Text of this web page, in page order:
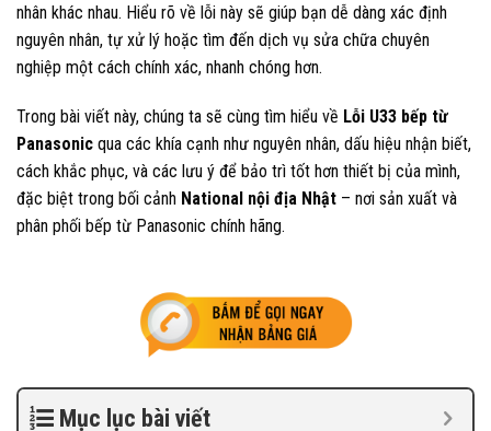
nhân khác nhau. Hiểu rõ về lỗi này sẽ giúp bạn dễ dàng xác định
nguyên nhân, tự xử lý hoặc tìm đến dịch vụ sửa chữa chuyên
nghiệp một cách chính xác, nhanh chóng hơn.
Trong bài viết này, chúng ta sẽ cùng tìm hiểu về Lỗi U33 bếp từ
Panasonic qua các khía cạnh như nguyên nhân, dấu hiệu nhận biết,
cách khắc phục, và các lưu ý để bảo trì tốt hơn thiết bị của mình,
đặc biệt trong bối cảnh National nội địa Nhật – nơi sản xuất và
phân phối bếp từ Panasonic chính hãng.
Mục lục bài viết